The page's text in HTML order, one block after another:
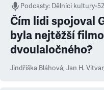
Podcasty: Dělníci kultury•
Čím lidi spojoval
byla nejtěžší
dvoulaločného?
Jindřiška Bláhová, Jan H. Vitvar,